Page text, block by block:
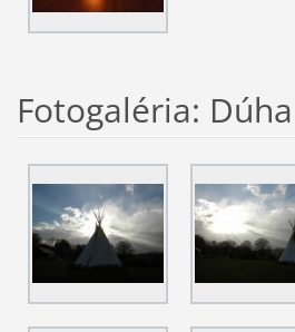
Fotogaléria: